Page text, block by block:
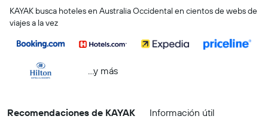
KAYAK busca hoteles en Australia Occidental en cientos de webs de
viajes a la vez
...y más
Recomendaciones de KAYAK Información útil